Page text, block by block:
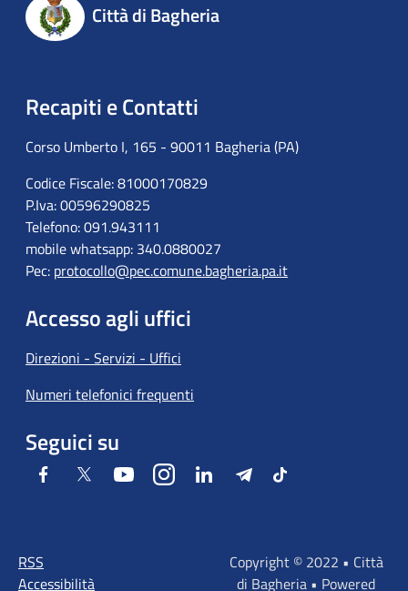
Città di Bagheria
Recapiti e Contatti
Corso Umberto I, 165 - 90011 Bagheria (PA)
Codice Fiscale: 81000170829
P.Iva: 00596290825
Telefono: 091.943111
mobile whatsapp: 340.0880027
Pec: protocollo@pec.comune.bagheria.pa.it
Accesso agli uffici
Direzioni - Servizi - Uffici
Numeri telefonici frequenti
Seguici su
Facebook Twitter YoutubeInstagramLinkedIn TelegramTiktok
RSS
Accessibilità
Copyright © 2022 • Città
di Bagheria • Powered